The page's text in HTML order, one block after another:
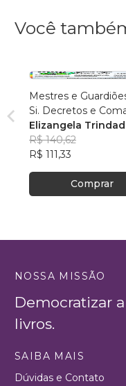
Você
Mestres e
Si. Decretos e
Vol.01
Elizangela
R$ 140,62
R$ 111,33
Comprar
NOSSA MISSÃO
Democratizar
livros.
SAIBA MAIS
Dúvidas e Contato